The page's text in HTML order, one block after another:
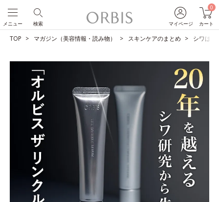
マイページ
0
カート
検索
メニュー
TOP マガジン（美容情報・読み物） スキンケアのまとめ シワは